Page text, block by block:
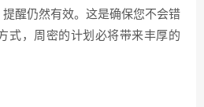
提醒仍然有效。这是确保您不会错
式，周密的计划必将带来丰厚的